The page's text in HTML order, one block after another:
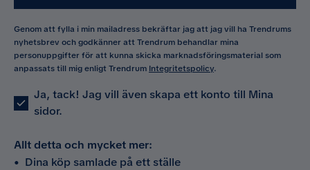
Genom att fylla i min mailadress bekräftar jag att jag vill ha Trendrums
nyhetsbrev och godkänner att Trendrum behandlar mina
personuppgifter för att kunna skicka marknadsföringsmaterial som
anpassats till mig enligt Trendrum Integritetspolicy.
Ja, tack! Jag vill även skapa ett konto till Mina
sidor.
Allt detta och mycket mer:
• Dina köp samlade på ett ställe